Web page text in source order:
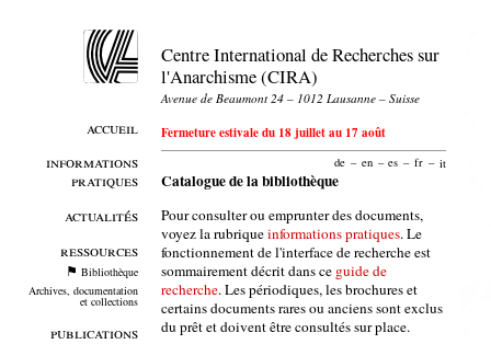
accueil
informations
pratiques
actualités
ressources
Bibliothèque
Archives, documentation
et collections
publications
Centre International de Recherches sur
l'Anarchisme (CIRA)
Avenue de Beaumont 24 – 1012 Lausanne – Suisse
Fermeture estivale du 18 juillet au 17 août
de – en – es – fr – it
Catalogue de la bibliothèque
Pour consulter ou emprunter des documents,
voyez la rubriqueinformations pratiques. Le
fonctionnement de l'interface de recherche est
sommairement décrit dans ce guide de
recherche. Les périodiques, les brochures et
certains documents rares ou anciens sont exclus
du prêt et doivent être consultés sur place.